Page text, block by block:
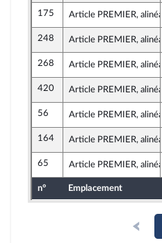
175 Article PREMIER, alinéa
248 Article PREMIER, alinéa
268 Article PREMIER, alinéa
420 Article PREMIER, alinéa
56 Article PREMIER, alinéa
164 Article PREMIER, alinéa
65 Article PREMIER, alinéa
n° Emplacement